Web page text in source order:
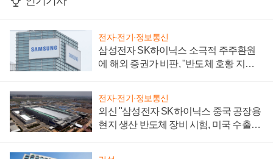
전자·전기·정보통신
삼성전자 SK하이닉스 소극적 주주환원
에 해외 증권가 비판, "반도체 호황 지속
전자·전기·정보통신
외신 "삼성전자 SK하이닉스 중국 공장용
현지 생산 반도체 장비 시험, 미국 수출통